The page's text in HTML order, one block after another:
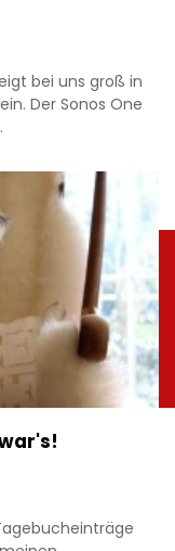
bei uns groß in
Der Sonos One